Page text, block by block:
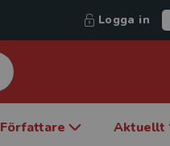
Logga in
Författare Aktuellt